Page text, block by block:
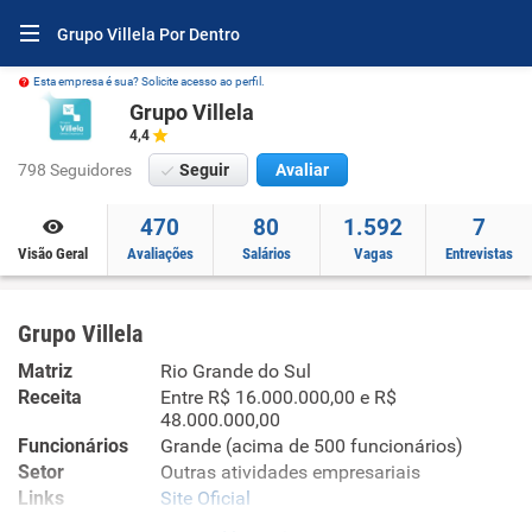
Grupo Villela Por Dentro
Esta empresa é sua? Solicite acesso ao perfil.
Grupo Villela
4,4
798 Seguidores Seguir Avaliar
Visão Geral
470
Avaliações
80
Salários
1.592
Vagas
7
Entrevistas
Grupo Villela
Matriz
Rio Grande do Sul
Receita
Entre R$ 16.000.000,00 e R$
48.000.000,00
Funcionários
Grande (acima de 500 funcionários)
Setor
Outras atividades empresariais
Links
Site Oficial